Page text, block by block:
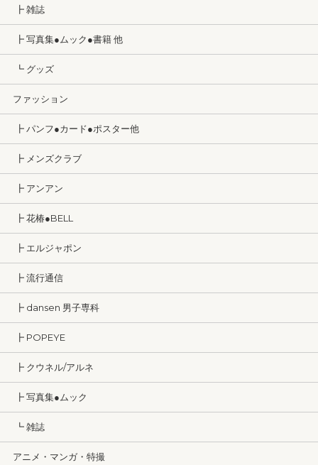
┣ 雑誌
┣ 写真集●ムック●書籍 他
┗ グッズ
ファッション
┣ パンフ●カード●ポスター他
┣ メンズクラブ
┣ アンアン
┣ 花椿●BELL
┣ エルジャポン
┣ 流行通信
┣ dansen 男子専科
┣ POPEYE
┣ クウネル/アルネ
┣ 写真集●ムック
┗ 雑誌
アニメ・マンガ・特撮